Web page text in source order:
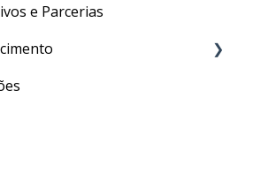
e Parcerias